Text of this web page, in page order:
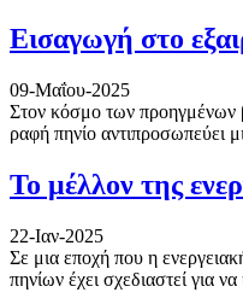
Εισαγωγή στο
09-Μαΐου-2025
Στον κόσμο των προηγμένων
ραφή πηνίο αντιπροσωπεύει
Το μέλλον της
22-Ιαν-2025
Σε μια εποχή που η
πηνίων έχει σχεδιαστεί για